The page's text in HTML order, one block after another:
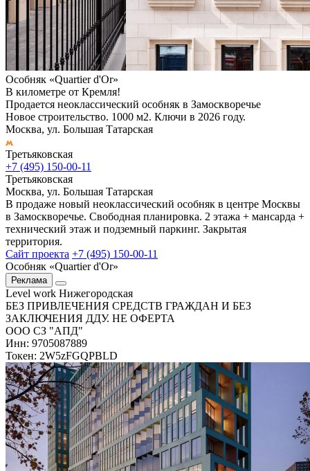
Особняк «Quartier d'Or»
В километре от Кремля!
Продается неоклассический особняк в Замоскворечье
Новое строительство. 1000 м2. Ключи в 2026 году.
Москва, ул. Большая Татарская
Третьяковская
+7 (495) 150-00-11
Третьяковская
Москва, ул. Большая Татарская
В продаже новый неоклассический особняк в центре Москвы
в Замоскворечье. Свободная планировка. 2 этажа + мансарда +
технический этаж и подземный паркинг. Закрытая
территория.
Сайт проекта +7 (495) 150-00-11
Особняк «Quartier d'Or»
Реклама
Level work Нижегородская
БЕЗ ПРИВЛЕЧЕНИЯ СРЕДСТВ ГРАЖДАН И БЕЗ
ЗАКЛЮЧЕНИЯ ДДУ. НЕ ОФЕРТА
ООО СЗ "АПД"
Инн: 9705087889
Токен: 2W5zFGQPBLD